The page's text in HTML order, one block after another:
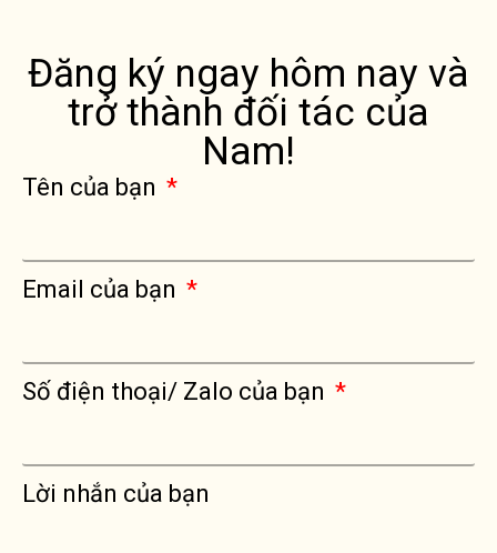
Đăng ký ngay hôm nay và
trở thành đối tác của
Nam!
Tên của bạn
Email của bạn
Số điện thoại/ Zalo của bạn
Lời nhắn của bạn